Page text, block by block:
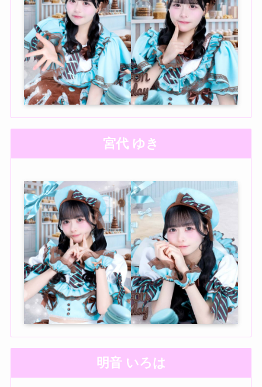
宮代 ゆき
明音 いろは